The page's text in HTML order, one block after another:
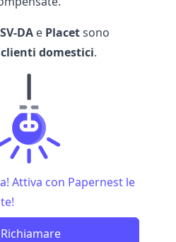
DA e Placetsono
domestici.
Attiva con Papernest le